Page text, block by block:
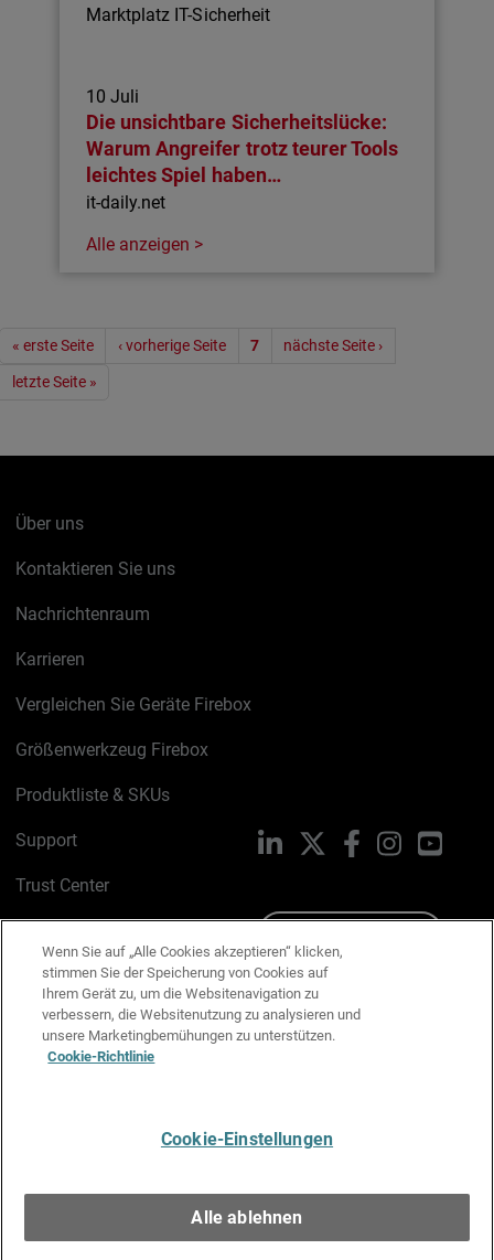
Marktplatz IT-Sicherheit
10 Juli
Die unsichtbare Sicherheitslücke:
Warum Angreifer trotz teurer Tools
leichtes Spiel haben…
it-daily.net
Alle anzeigen >
Seitennummerierung
« erste Seite ‹ vorherige Seite 7 nächste Seite ›
letzte Seite »
Über uns
Kontaktieren Sie uns
Nachrichtenraum
Karrieren
Vergleichen Sie Geräte Firebox
Größenwerkzeug Firebox
Produktliste & SKUs
Support
Trust Center
Cookie-Richtlinie
Datenschutzrichtlinie
Media & Brand Kit
LinkedIn FacebookInstagram
Wenn Sie auf „Alle Cookies akzeptieren“ klicken,
stimmen Sie der Speicherung von Cookies auf
Ihrem Gerät zu, um die Websitenavigation zu
verbessern, die Websitenutzung zu analysieren und
unsere Marketingbemühungen zu unterstützen.
Cookie-Richtlinie
Cookie-Einstellungen
Alle ablehnen